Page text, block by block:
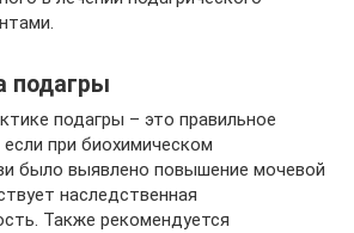
подагры
подагры – это правильное
при биохимическом
было выявлено повышение мочевой
наследственная
Также рекомендуется